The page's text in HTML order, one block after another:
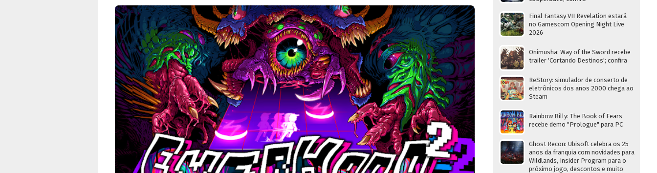
Final Fantasy VII Revelation estará
no Gamescom Opening Night Live
2026
Onimusha: Way of the Sword recebe
trailer 'Cortando Destinos'; confira
ReStory: simulador de conserto de
eletrônicos dos anos 2000 chega ao
Steam
Rainbow Billy: The Book of Fears
recebe demo "Prologue" para PC
Ghost Recon: Ubisoft celebra os 25
anos da franquia com novidades para
Wildlands, Insider Program para o
próximo jogo, descontos e muito